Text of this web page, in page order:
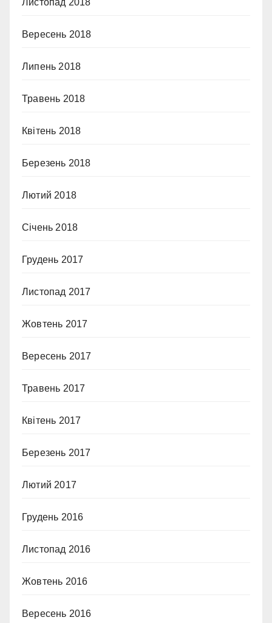
Вересень 2018
Липень 2018
Травень 2018
Квітень 2018
Березень 2018
Лютий 2018
Січень 2018
Грудень 2017
Листопад 2017
Жовтень 2017
Вересень 2017
Травень 2017
Квітень 2017
Березень 2017
Лютий 2017
Грудень 2016
Листопад 2016
Жовтень 2016
Вересень 2016